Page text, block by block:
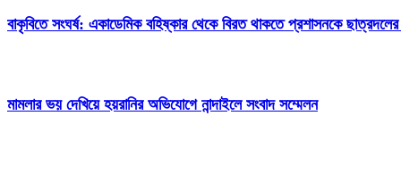
বাকৃবিতে সংঘর্ষ: একাডেমিক বহিষ্কার থেকে বিরত থাকতে প্রশাসনকে
মামলার ভয় দেখিয়ে হয়রানির অভিযোগে নান্দাইলে সংবাদ সম্মেলন